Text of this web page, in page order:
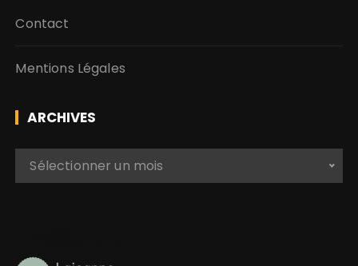
Contact
Mentions Légales
ARCHIVES
v
Sélectionner un mois